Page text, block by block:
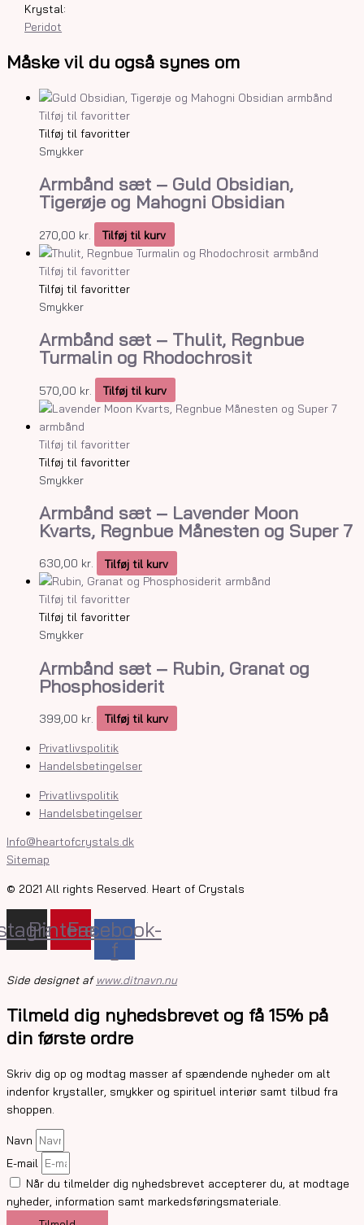
Krystal:
Peridot
Måske vil du også synes om
Tilføj til favoritter
Tilføj til favoritter
Smykker
Armbånd sæt – Guld Obsidian,
Tigerøje og Mahogni Obsidian
270,00 kr. Tilføj til kurv
Tilføj til favoritter
Tilføj til favoritter
Smykker
Armbånd sæt – Thulit, Regnbue
Turmalin og Rhodochrosit
570,00 kr. Tilføj til kurv
Tilføj til favoritter
Tilføj til favoritter
Smykker
Armbånd sæt – Lavender Moon
Kvarts, Regnbue Månesten og Super 7
630,00 kr. Tilføj til kurv
Tilføj til favoritter
Tilføj til favoritter
Smykker
Armbånd sæt – Rubin, Granat og
Phosphosiderit
399,00 kr. Tilføj til kurv
Privatlivspolitik
Handelsbetingelser
Privatlivspolitik
Handelsbetingelser
Info@heartofcrystals.dk
Sitemap
© 2021 All rights Reserved. Heart of Crystals
Pinterest
Facebook-
f
Side designet af www.ditnavn.nu
Tilmeld dig nyhedsbrevet og få 15% på
din første ordre
Skriv dig op og modtag masser af spændende nyheder om alt
indenfor krystaller, smykker og spirituel interiør samt tilbud fra
shoppen.
Navn
E-mail
Når du tilmelder dig nyhedsbrevet accepterer du, at modtage
nyheder, information samt markedsføringsmateriale.